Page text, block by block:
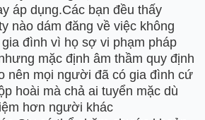
áp dụng.Các bạn đều thấy
nào dám đăng về việc không
đình vì họ sợ vi phạm pháp
mặc định âm thầm quy định
nên mọi người đã có gia đình cứ
hoài mà chả ai tuyển mặc dù
hơn người khác